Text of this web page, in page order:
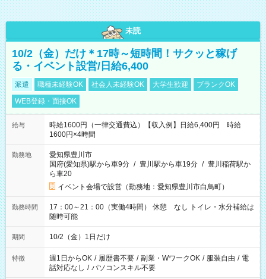
未読
10/2（金）だけ＊17時～短時間！サクッと稼げ
る・イベント設営/日給6,400
派遣 職種未経験OK 社会人未経験OK 大学生歓迎
ブランクOK
WEB登録・面接OK
給与
時給1600円（一律交通費込）【収入例】日給6,400円 時給
1600円×4時間
勤務地
愛知県豊川市
国府(愛知県)駅から車9分 / 豊川駅から車19分 / 豊川稲荷駅か
ら車20
イベント会場で設営（勤務地：愛知県豊川市白鳥町）
勤務時間
17：00～21：00（実働4時間） 休憩 なし トイレ・水分補給は
随時可能
期間 10/2（金）1日だけ
特徴 週1日からOK / 履歴書不要 / 副業・WワークOK / 服装自由 / 電
話対応なし / パソコンスキル不要